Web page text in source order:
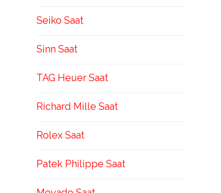
Seiko Saat
Sinn Saat
TAG Heuer Saat
Richard Mille Saat
Rolex Saat
Patek Philippe Saat